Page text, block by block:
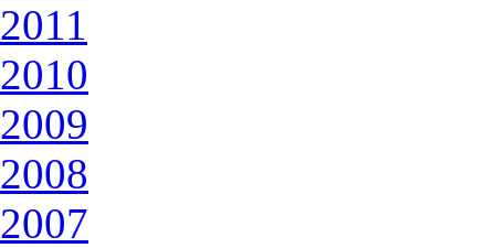
2011
2010
2009
2008
2007